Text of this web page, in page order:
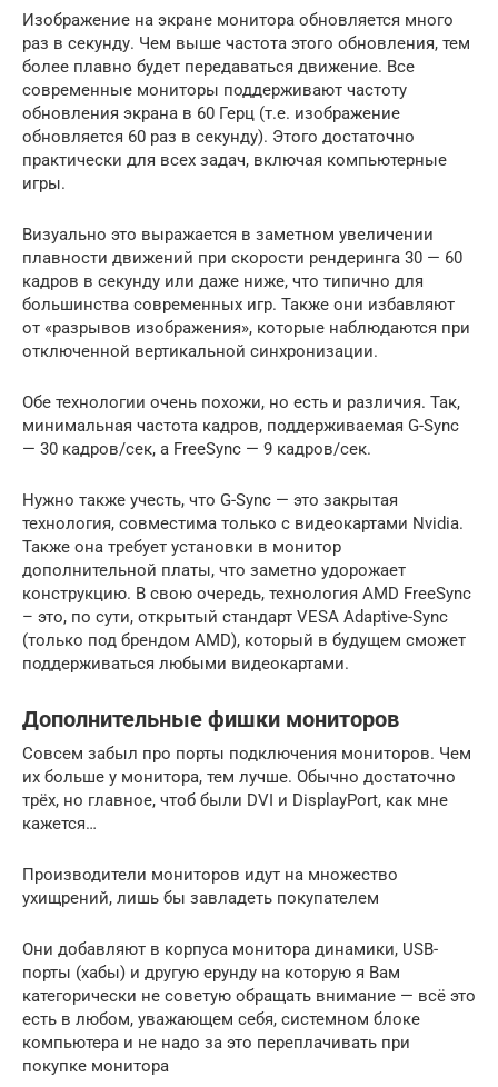
Изображение на экране монитора обновляется много
раз в секунду. Чем выше частота этого обновления, тем
более плавно будет передаваться движение. Все
современные мониторы поддерживают частоту
обновления экрана в 60 Герц (т.е. изображение
обновляется 60 раз в секунду). Этого достаточно
практически для всех задач, включая компьютерные
игры.
Визуально это выражается в заметном увеличении
плавности движений при скорости рендеринга 30 — 60
кадров в секунду или даже ниже, что типично для
большинства современных игр. Также они избавляют
от «разрывов изображения», которые наблюдаются при
отключенной вертикальной синхронизации.
Обе технологии очень похожи, но есть и различия. Так,
минимальная частота кадров, поддерживаемая G-Sync
— 30 кадров/сек, а FreeSync — 9 кадров/сек.
Нужно также учесть, что G-Sync — это закрытая
технология, совместима только с видеокартами Nvidia.
Также она требует установки в монитор
дополнительной платы, что заметно удорожает
конструкцию. В свою очередь, технология AMD FreeSync
– это, по сути, открытый стандарт VESA Adaptive-Sync
(только под брендом AMD), который в будущем сможет
поддерживаться любыми видеокартами.
Дополнительные фишки мониторов
Совсем забыл про порты подключения мониторов. Чем
их больше у монитора, тем лучше. Обычно достаточно
трёх, но главное, чтоб были DVI и DisplayPort, как мне
кажется…
Производители мониторов идут на множество
ухищрений, лишь бы завладеть покупателем
Они добавляют в корпуса монитора динамики, USB-
порты (хабы) и другую ерунду на которую я Вам
категорически не советую обращать внимание — всё это
есть в любом, уважающем себя, системном блоке
компьютера и не надо за это переплачивать при
покупке монитора